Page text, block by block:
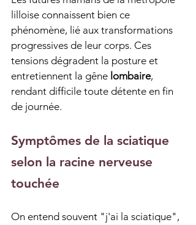
lilloise connaissent bien ce
phénomène, lié aux transformations
progressives de leur corps. Ces
tensions dégradent la posture et
entretiennent la gêne lombaire,
rendant difficile toute détente en fin
de journée.
Symptômes de la sciatique
selon la racine nerveuse
touchée
On entend souvent "j'ai la sciatique",